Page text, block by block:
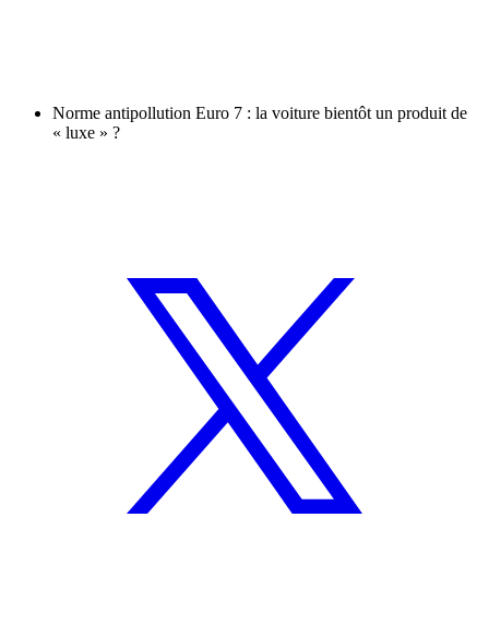
Norme antipollution Euro 7 : la voiture bientôt un produit de
« luxe » ?